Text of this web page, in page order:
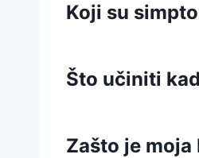
Koji su
Što učiniti
Zašto je moja